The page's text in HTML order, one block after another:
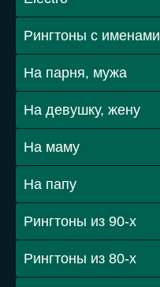
Рингтоны с именами
На парня, мужа
На девушку, жену
На маму
На папу
Рингтоны из 90-х
Рингтоны из 80-х